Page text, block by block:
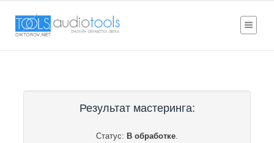
Результат мастеринга:
Статус: В обработке.